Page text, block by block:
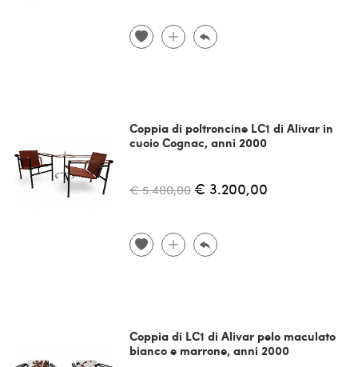
Coppia di poltroncine LC1 di Alivar in
cuoio Cognac, anni 2000
€ 5.400,00 € 3.200,00
Coppia di LC1 di Alivar pelo maculato
bianco e marrone, anni 2000